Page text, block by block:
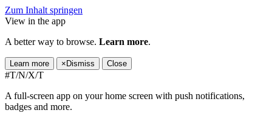
Zum Inhalt springen
View in the app
A better way to browse. Learn more.
Learn more × Dismiss Close
#T/N/X/T
A full-screen app on your home screen with push notifications,
badges and more.